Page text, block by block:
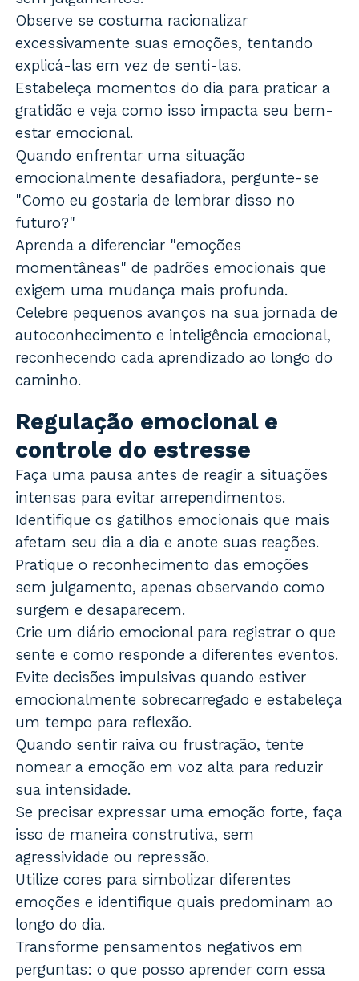
Observe se costuma racionalizar
excessivamente suas emoções, tentando
explicá-las em vez de senti-las.
Estabeleça momentos do dia para praticar a
gratidão e veja como isso impacta seu bem-
estar emocional.
Quando enfrentar uma situação
emocionalmente desafiadora, pergunte-se
"Como eu gostaria de lembrar disso no
futuro?"
Aprenda a diferenciar "emoções
momentâneas" de padrões emocionais que
exigem uma mudança mais profunda.
Celebre pequenos avanços na sua jornada de
autoconhecimento e inteligência emocional,
reconhecendo cada aprendizado ao longo do
caminho.
Regulação emocional e
controle do estresse
Faça uma pausa antes de reagir a situações
intensas para evitar arrependimentos.
Identifique os gatilhos emocionais que mais
afetam seu dia a dia e anote suas reações.
Pratique o reconhecimento das emoções
sem julgamento, apenas observando como
surgem e desaparecem.
Crie um diário emocional para registrar o que
sente e como responde a diferentes eventos.
Evite decisões impulsivas quando estiver
emocionalmente sobrecarregado e estabeleça
um tempo para reflexão.
Quando sentir raiva ou frustração, tente
nomear a emoção em voz alta para reduzir
sua intensidade.
Se precisar expressar uma emoção forte, faça
isso de maneira construtiva, sem
agressividade ou repressão.
Utilize cores para simbolizar diferentes
emoções e identifique quais predominam ao
longo do dia.
Transforme pensamentos negativos em
perguntas: o que posso aprender com essa